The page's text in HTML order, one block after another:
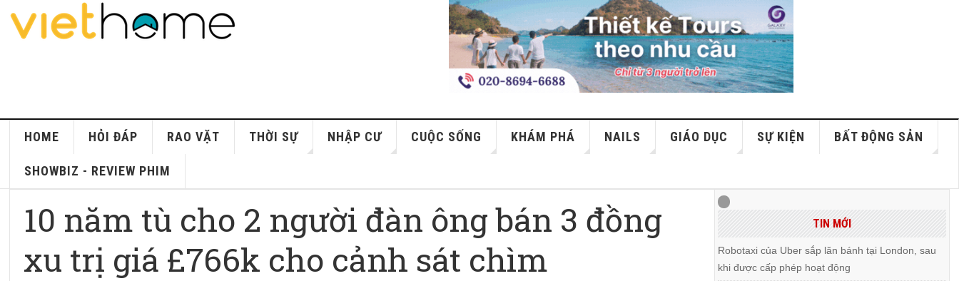
HOME HỎI ĐÁP RAO VẶT THỜI SỰ NHẬP CƯ CUỘC SỐNG KHÁM PHÁ NAILS GIÁO DỤC SỰ KIỆN BẤT ĐỘNG SẢN
SHOWBIZ - REVIEW PHIM
10 năm tù cho 2 người đàn ông bán 3 đồng
xu trị giá £766k cho cảnh sát chìm
TIN MỚI
Robotaxi của Uber sắp lăn bánh tại London, sau
khi được cấp phép hoạt động